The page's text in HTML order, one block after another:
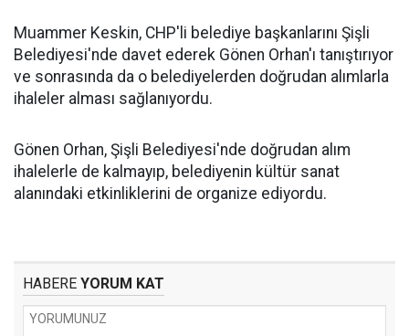
Muammer Keskin, CHP'li belediye başkanlarını Şişli
Belediyesi'nde davet ederek Gönen Orhan'ı tanıştırıyor
ve sonrasında da o belediyelerden doğrudan alımlarla
ihaleler alması sağlanıyordu.
Gönen Orhan, Şişli Belediyesi'nde doğrudan alım
ihalelerle de kalmayıp, belediyenin kültür sanat
alanındaki etkinliklerini de organize ediyordu.
HABERE YORUM KAT